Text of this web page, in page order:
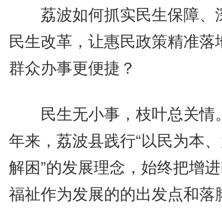
荔波如何抓实民生保障、
民生改革，让惠民政策精准落
群众办事更便捷？
民生无小事，枝叶总关情
年来，荔波县践行“以民为本
解困”的发展理念，始终把增
福祉作为发展的的出发点和落